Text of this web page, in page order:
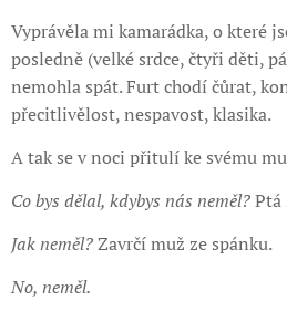
Vyprávěla mi kamarádka, o které
posledně (velké srdce, čtyři děti,
nemohla spát. Furt chodí čůrat,
přecitlivělost, nespavost, klasika.
A tak se v noci přitulí ke svému
Co bys dělal, kdybys nás neměl?Ptá
Jak neměl?Zavrčí muž ze spánku.
No, neměl.